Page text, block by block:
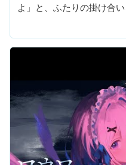
よ」と、ふたりの掛け合